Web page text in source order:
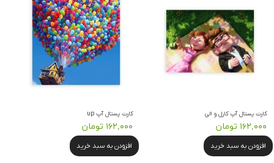
کارت پستال آپ کارل و الی
۱۶۲,۰۰۰ تومان
افزودن به سبد خرید
کارت پستال آپ up
۱۶۲,۰۰۰ تومان
افزودن به سبد خرید